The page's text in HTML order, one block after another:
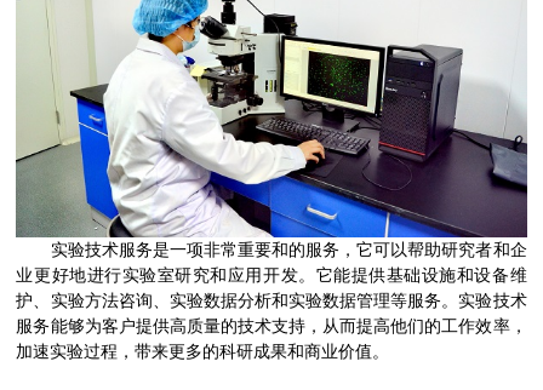
实验技术服务是一项非常重要和的服务，它可以帮助研究者和企
业更好地进行实验室研究和应用开发。它能提供基础设施和设备维
护、实验方法咨询、实验数据分析和实验数据管理等服务。实验技术
服务能够为客户提供高质量的技术支持，从而提高他们的工作效率，
加速实验过程，带来更多的科研成果和商业价值。